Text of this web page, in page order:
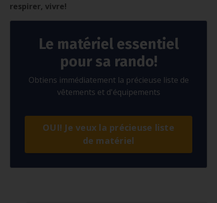
respirer, vivre!
Le matériel essentiel
pour sa rando!
Obtiens immédiatement la précieuse liste de
vêtements et d'équipements
OUI! Je veux la précieuse liste
de matériel